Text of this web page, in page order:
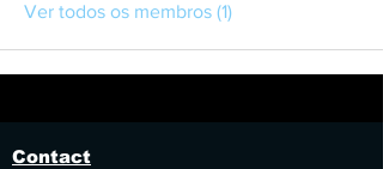
Ver todos os membros (1)
Contact